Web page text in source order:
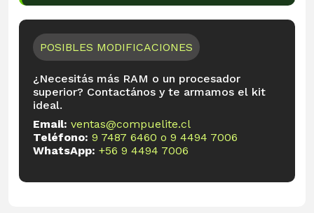
POSIBLES MODIFICACIONES
¿Necesitás más RAM o un procesador
superior? Contactános y te armamos el kit
ideal.
Email: ventas@compuelite.cl
Teléfono: 9 7487 6460 o 9 4494 7006
WhatsApp: +56 9 4494 7006